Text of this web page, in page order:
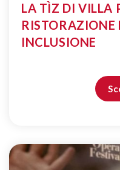
LA TÌZ DI VILLA
RISTORAZIONE
INCLUSIONE